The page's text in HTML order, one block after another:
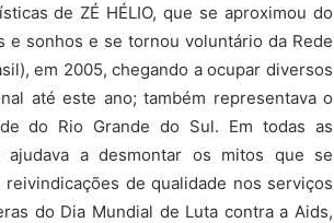
de ZÉ HÉLIO, que se aproximou do
e sonhos e se tornou voluntário da Rede
em 2005, chegando a ocupar diversos
até este ano; também representava o
do Rio Grande do Sul. Em todas as
a desmontar os mitos que se
de qualidade nos serviços
do Dia Mundial de Luta contra a Aids,